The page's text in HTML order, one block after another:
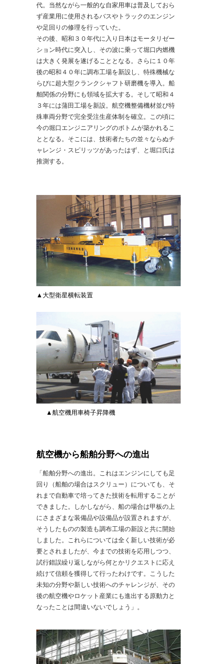
代。当然ながら一般的な自家用車は普及しておら
ず産業用に使用されるバスやトラックのエンジン
や足回りの修理を行っていた。
その後、昭和３０年代に入り日本はモータリゼー
ション時代に突入し、その波に乗って堀口内燃機
は大きく発展を遂げることとなる。さらに１０年
後の昭和４０年に調布工場を新設し、特殊機械な
らびに超大型クランクシャフト研磨機を導入。船
舶関係の分野にも領域を拡大する。そして昭和４
３年には蒲田工場を新設。航空機整備機材並び特
殊車両分野で完全受注生産体制を確立。この頃に
今の堀口エンジニアリングのボトムが築かれるこ
ととなる。そこには、技術者たちの並々ならぬチ
ャレンジ・スピリッツがあったはず、と堀口氏は
推測する。
▲大型衛星横転装置
▲航空機用車椅子昇降機
航空機から船舶分野への進出
「船舶分野への進出。これはエンジンにしても足
回り（船舶の場合はスクリュー）についても、そ
れまで自動車で培ってきた技術を転用することが
できました。しかしながら、船の場合は甲板の上
にさまざまな装備品や設備品が設置されますが、
そうしたものの製造も調布工場の新設と共に開始
しました。これらについては全く新しい技術が必
要とされましたが、今までの技術を応用しつつ、
試行錯誤繰り返しながら何とかリクエストに応え
続けて信頼を獲得して行ったわけです。こうした
未知の分野や新しい技術へのチャレンジが、その
後の航空機やロケット産業にも進出する原動力と
なったことは間違いないでしょう」。